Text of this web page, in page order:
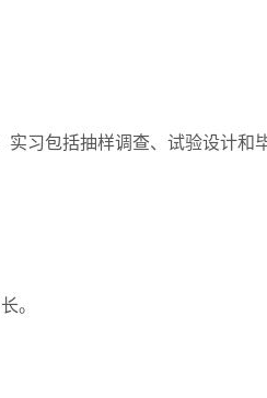
习包括抽样调查、试验设计和
。